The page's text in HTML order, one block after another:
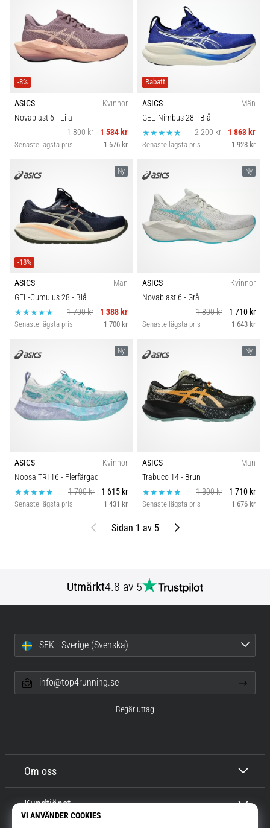
-8%
ASICS
Kvinnor
Novablast 6 - Lila
1 800 kr
1 534 kr
Senaste lägsta pris 1 676 kr
Rabatt
ASICS
Män
GEL-Nimbus 28 - Blå
2 200 kr
1 863 kr
Senaste lägsta pris 1 928 kr
Ny
-18%
ASICS
Män
GEL-Cumulus 28 - Blå
1 700 kr
1 388 kr
Senaste lägsta pris 1 700 kr
Ny
ASICS
Kvinnor
Novablast 6 - Grå
1 800 kr
1 710 kr
Senaste lägsta pris 1 643 kr
Ny
ASICS
Kvinnor
Noosa TRI 16 - Flerfärgad
1 700 kr
1 615 kr
Senaste lägsta pris 1 431 kr
Ny
ASICS
Män
Trabuco 14- Brun
1 800 kr
1 710 kr
Senaste lägsta pris 1 676 kr
Föregående
Sidan 1 av 5 Nästa
Utmärkt4.8 av 5
Om oss
Kundtjänst
SEK - Sverige (Svenska)
info@top4running.se
Begär uttag